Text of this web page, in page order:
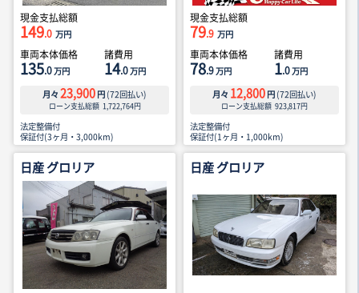
現金支払総額
149.0 万円
車両本体価格
135.0万円
諸費用
14.0万円
月々 23,900 円 (72回払い)
ローン支払総額 1,722,764円
法定整備付
保証付(3ヶ月・3,000km)
現金支払総額
79.9 万円
車両本体価格
78.9万円
諸費用
1.0万円
月々 12,800 円 (72回払い)
ローン支払総額 923,817円
法定整備付
保証付(1ヶ月・1,000km)
日産 グロリア 日産 グロリア